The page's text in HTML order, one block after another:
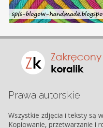
Prawa autorskie
Wszystkie zdjęcia i teksty są
Kopiowanie, przetwarzanie i